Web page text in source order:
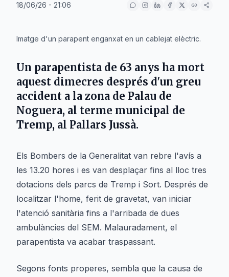
18/06/26 - 21:06
Imatge d'un parapent enganxat en un cablejat elèctric.
Un parapentista de 63 anys ha mort
aquest dimecres després d'un greu
accident a la zona de Palau de
Noguera, al terme municipal de
Tremp, al Pallars Jussà.
Els Bombers de la Generalitat van rebre l'avís a
les 13.20 hores i es van desplaçar fins al lloc tres
dotacions dels parcs de Tremp i Sort. Després de
localitzar l'home, ferit de gravetat, van iniciar
l'atenció sanitària fins a l'arribada de dues
ambulàncies del SEM. Malauradament, el
parapentista va acabar traspassant.
Segons fonts properes, sembla que la causa de